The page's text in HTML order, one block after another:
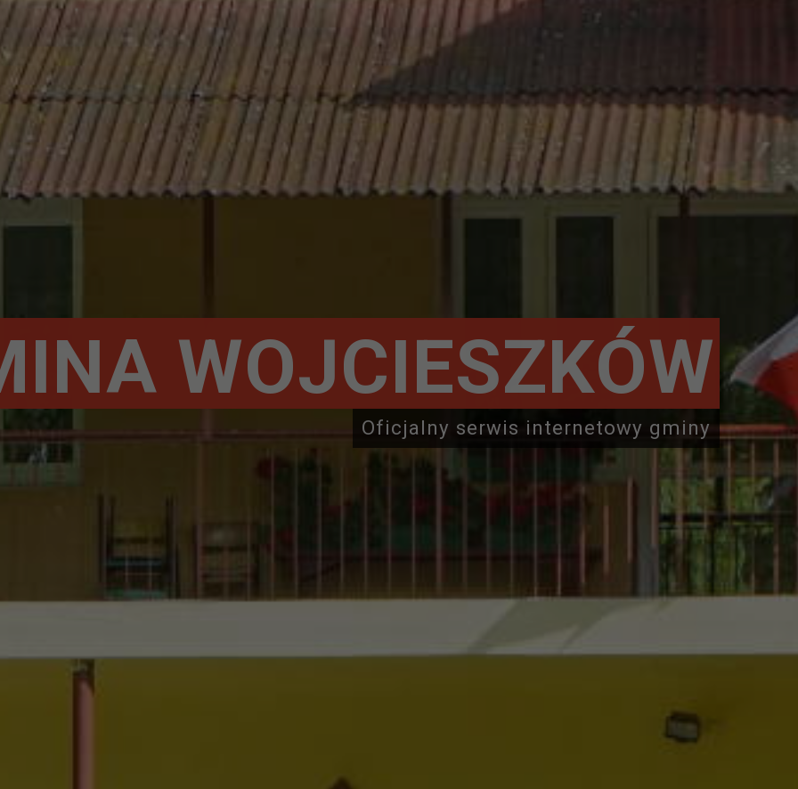
WOJCIESZKÓW
Oficjalny serwis internetowy gminy